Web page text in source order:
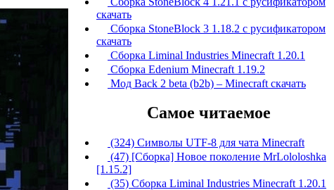
скачать
Сборка StoneBlock 3 1.18.2 с русификатором
скачать
Сборка Liminal Industries Minecraft 1.20.1
Сборка Edenium Minecraft 1.19.2
Мод Back 2 beta (b2b) – Minecraft скачать
Самое читаемое
(324) Символы UTF-8 для чата Minecraft
(47) [Сборка] Новое поколение MrLololoshka
[1.15.2]
(35) Сборка Liminal Industries Minecraft 1.20.1